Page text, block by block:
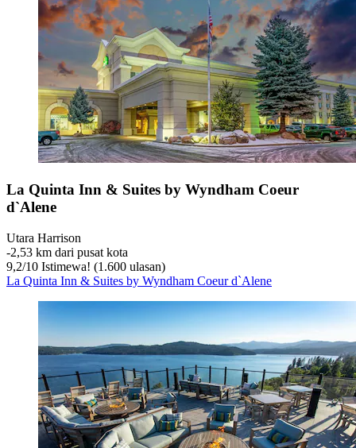
La Quinta Inn & Suites by Wyndham Coeur
d`Alene
Utara Harrison
‐2,53 km dari pusat kota
9,2/10 Istimewa! (1.600 ulasan)
La Quinta Inn & Suites by Wyndham Coeur d`Alene